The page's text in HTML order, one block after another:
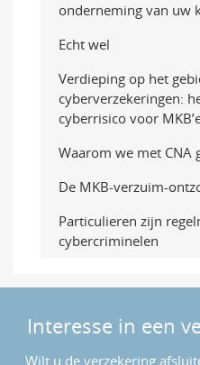
onderneming van uw
Echt wel
Verdieping op het
cyberverzekeringen:
cyberrisico voor
Waarom we met CNA
De MKB-verzuim-
Particulieren zijn
cybercriminelen
Interesse in een
Wilt u de verzekering